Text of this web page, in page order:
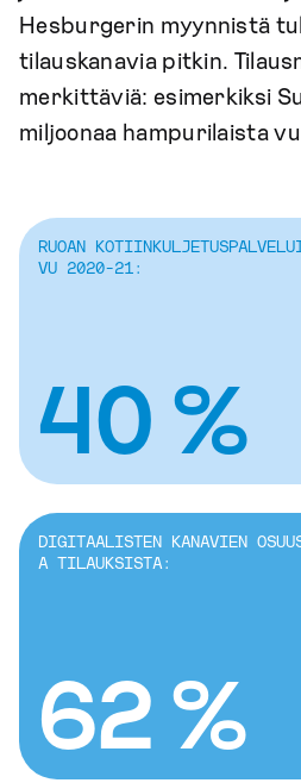
Hesburgerin myynnistä
tilauskanavia pitkin.
merkittäviä: esimerkiksi
miljoonaa hampurilaista
RUOAN
VU 2020-21:
40 %
DIGITAALISTEN KANAVIEN
A TILAUKSISTA:
62 %